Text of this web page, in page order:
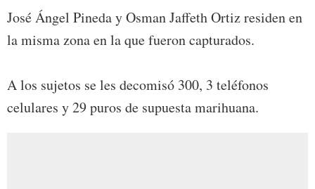
José Ángel Pineda y Osman Jaffeth Ortiz residen en
la misma zona en la que fueron capturados.
A los sujetos se les decomisó 300, 3 teléfonos
celulares y 29 puros de supuesta marihuana.